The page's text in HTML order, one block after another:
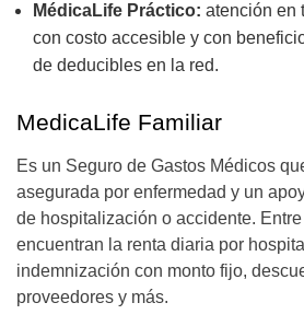
MédicaLife Práctico: atención en
con costo accesible y con
de deducibles en la red.
MedicaLife Familiar
Es un Seguro de Gastos Médicos
asegurada por enfermedad y un
de hospitalización o accidente.
encuentran la renta diaria por
indemnización con monto fijo,
proveedores y más.